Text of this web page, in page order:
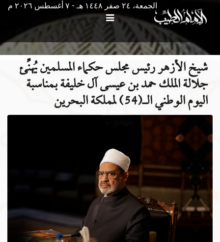
الجمعة، ٢٤ صفر ١٤٤٨ هـ - ۷ أغسطس ۲۰۲٦ م
شيخ الأزهر رئيس مجلس حكماء المسلمين يُهنِّئ
جلالة الملك حمد بن عيسى آل خليفة بمناسبة
اليوم الوطني الـ(54) لمملكة البحرين